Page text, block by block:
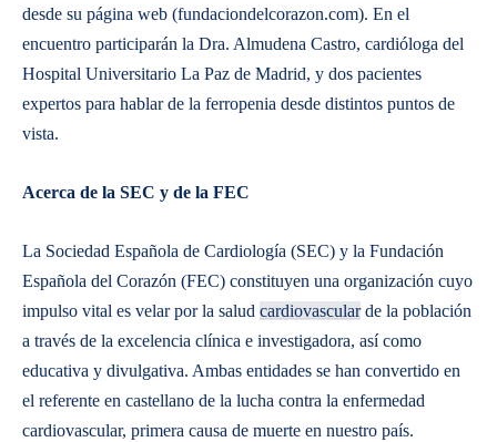
desde su página web (fundaciondelcorazon.com). En el
encuentro participarán la Dra. Almudena Castro, cardióloga del
Hospital Universitario La Paz de Madrid, y dos pacientes
expertos para hablar de la ferropenia desde distintos puntos de
vista.
Acerca de la SEC y de la FEC
La Sociedad Española de Cardiología (SEC) y la Fundación
Española del Corazón (FEC) constituyen una organización cuyo
impulso vital es velar por la salud cardiovascularde la población
a través de la excelencia clínica e investigadora, así como
educativa y divulgativa. Ambas entidades se han convertido en
el referente en castellano de la lucha contra la enfermedad
cardiovascular, primera causa de muerte en nuestro país.